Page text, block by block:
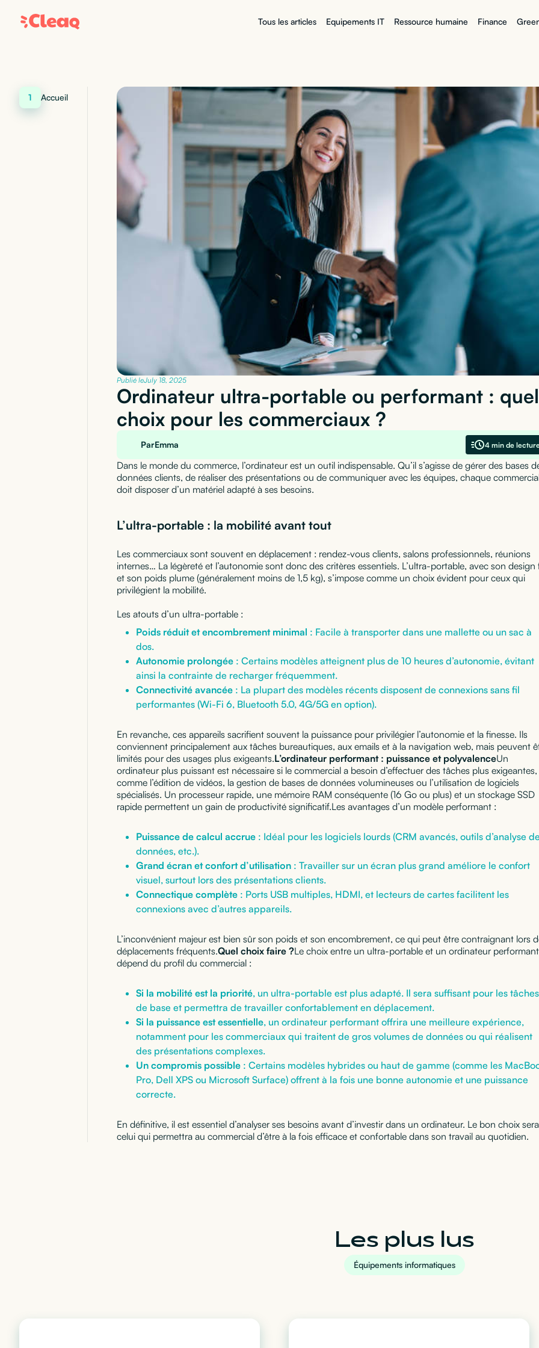
Tous les articles Equipements IT Ressource humaine Finance
1 Accueil
Publié leJuly 18, 2025
Ordinateur ultra-portable ou performant : quel
choix pour les commerciaux ?
ParEmma 4 min de
Dans le monde du commerce, l’ordinateur est un outil indispensable. Qu’il s’agisse de gérer des bases
données clients, de réaliser des présentations ou de communiquer avec les équipes, chaque
doit disposer d’un matériel adapté à ses besoins.
L’ultra-portable : la mobilité avant tout
Les commerciaux sont souvent en déplacement : rendez-vous clients, salons professionnels, réunions
internes… La légèreté et l’autonomie sont donc des critères essentiels. L’ultra-portable, avec son design
et son poids plume (généralement moins de 1,5 kg), s’impose comme un choix évident pour ceux qui
privilégient la mobilité.
Les atouts d’un ultra-portable :
Poids réduit et encombrement minimal : Facile à transporter dans une mallette ou un sac à
dos.
Autonomie prolongée : Certains modèles atteignent plus de 10 heures d’autonomie, évitant
ainsi la contrainte de recharger fréquemment.
Connectivité avancée : La plupart des modèles récents disposent de connexions sans fil
performantes (Wi-Fi 6, Bluetooth 5.0, 4G/5G en option).
En revanche, ces appareils sacrifient souvent la puissance pour privilégier l’autonomie et la finesse. Ils
conviennent principalement aux tâches bureautiques, aux emails et à la navigation web, mais peuvent
limités pour des usages plus exigeants.L’ordinateur performant : puissance et polyvalenceUn
ordinateur plus puissant est nécessaire si le commercial a besoin d’effectuer des tâches plus exigeantes,
comme l’édition de vidéos, la gestion de bases de données volumineuses ou l’utilisation de logiciels
spécialisés. Un processeur rapide, une mémoire RAM conséquente (16 Go ou plus) et un stockage SSD
rapide permettent un gain de productivité significatif.Les avantages d’un modèle performant :
Puissance de calcul accrue : Idéal pour les logiciels lourds (CRM avancés, outils d’analyse de
données, etc.).
Grand écran et confort d’utilisation : Travailler sur un écran plus grand améliore le confort
visuel, surtout lors des présentations clients.
Connectique complète : Ports USB multiples, HDMI, et lecteurs de cartes facilitent les
connexions avec d’autres appareils.
L’inconvénient majeur est bien sûr son poids et son encombrement, ce qui peut être contraignant lors
déplacements fréquents.Quel choix faire ?Le choix entre un ultra-portable et un ordinateur performant
dépend du profil du commercial :
Si la mobilité est la priorité, un ultra-portable est plus adapté. Il sera suffisant pour les tâches
de base et permettra de travailler confortablement en déplacement.
Si la puissance est essentielle, un ordinateur performant offrira une meilleure expérience,
notamment pour les commerciaux qui traitent de gros volumes de données ou qui réalisent
des présentations complexes.
Un compromis possible : Certains modèles hybrides ou haut de gamme (comme les
Pro, Dell XPS ou Microsoft Surface) offrent à la fois une bonne autonomie et une puissance
correcte.
En définitive, il est essentiel d’analyser ses besoins avant d’investir dans un ordinateur. Le bon choix sera
celui qui permettra au commercial d’être à la fois efficace et confortable dans son travail au quotidien.
Les plus lus
Équipements informatiques